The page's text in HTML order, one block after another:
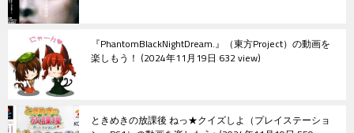
『PhantomBlackNightDream.』（東方Project）の動画を
楽しもう！ 2024年11月19日 632 view
ときめきの放課後 ねっ★クイズしよ（プレイステーショ